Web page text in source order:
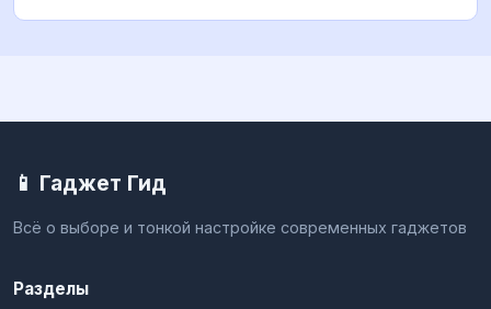
📱 Гаджет Гид
Всё о выборе и тонкой настройке современных гаджетов
Разделы